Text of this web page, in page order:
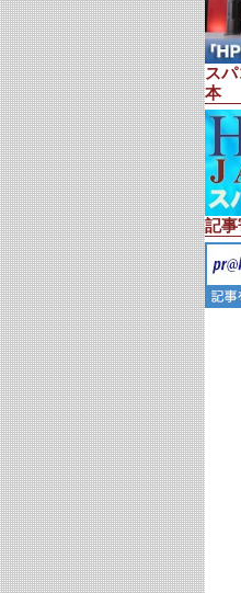
ス
本
記事